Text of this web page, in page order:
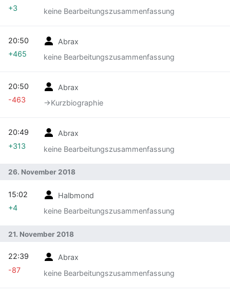
keine Bearbeitungszusammenfassung
+3
Abrax
keine Bearbeitungszusammenfassung
20:50
+465
Abrax
→‎Kurzbiographie
20:50
-463
Abrax
keine Bearbeitungszusammenfassung
20:49
+313
26. November 2018
Halbmond
keine Bearbeitungszusammenfassung
15:02
+4
21. November 2018
Abrax
keine Bearbeitungszusammenfassung
22:39
-87